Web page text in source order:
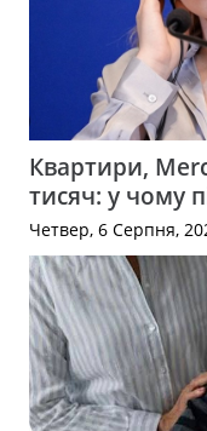
Квартири,
тисяч: у чому
Четвер, 6 Серпня,